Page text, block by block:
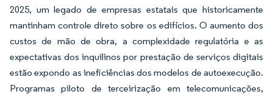
2025, um legado de empresas estatais que historicamente
mantinham controle direto sobre os edifícios. O aumento dos
custos de mão de obra, a complexidade regulatória e as
expectativas dos inquilinos por prestação de serviços digitais
estão expondo as ineficiências dos modelos de autoexecução.
Programas piloto de terceirização em telecomunicações,